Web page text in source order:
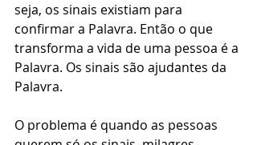
seja, os sinais existiam para
confirmar a Palavra. Então o que
transforma a vida de uma pessoa é a
Palavra. Os sinais são ajudantes da
Palavra.
O problema é quando as pessoas